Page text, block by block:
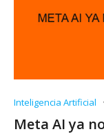
Inteligencia Artificial
Meta AI ya